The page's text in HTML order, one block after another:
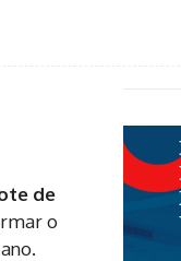
de
o